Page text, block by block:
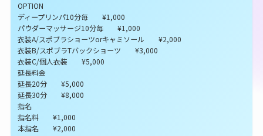
OPTION
ディープリンパ10分毎 ¥1,000
パウダーマッサージ10分毎 ¥1,000
衣装A/スポブラショーツorキャミソール ¥2,000
衣装B/スポブラTバックショーツ ¥3,000
衣装C/個人衣装 ¥5,000
延長料金
延長20分 ¥5,000
延長30分 ¥8,000
指名
指名料 ¥1,000
本指名 ¥2,000